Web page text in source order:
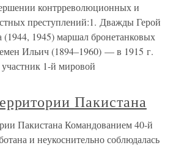
контрреволюционных и
преступлений:1. Дважды Герой
(1944, 1945) маршал бронетанковых
Ильич (1894–1960) — в 1915 г.
1-й мировой
Пакистана
Пакистана Командованием 40-й
и неукоснительно соблюдалась